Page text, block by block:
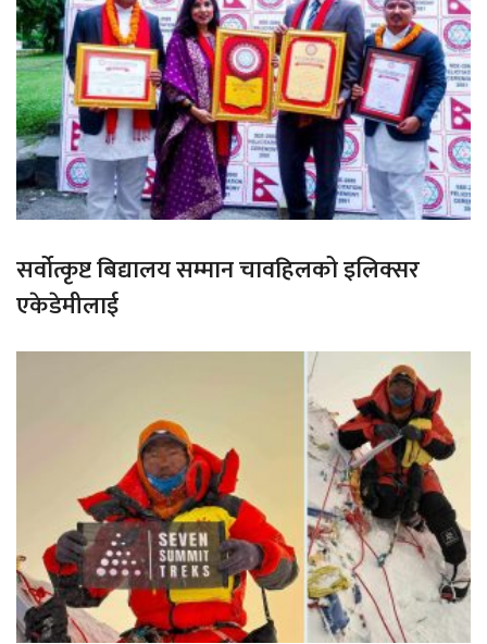
सर्वोत्कृष्ट बिद्यालय सम्मान चावहिलको इलिक्सर
एकेडेमीलाई